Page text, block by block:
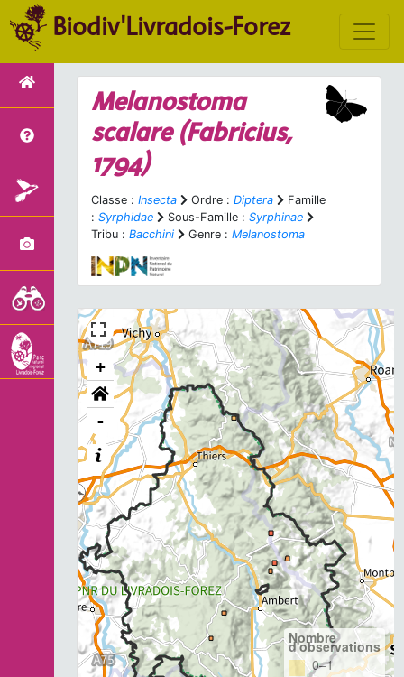
Biodiv'Livradois-Forez
Melanostoma
scalare(Fabricius,
1794)
Classe : Insecta Ordre : Diptera
Famille
: Syrphidae Sous-Famille : Syrphinae
Tribu : Bacchini Genre : Melanostoma
+
-
Nombre
d'observations
0–1